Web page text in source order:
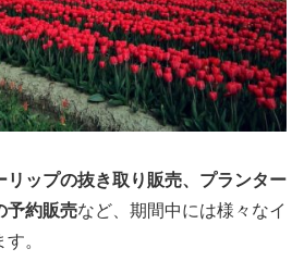
リップの抜き取り販売、プランター
予約販売など、期間中には様々なイ
。